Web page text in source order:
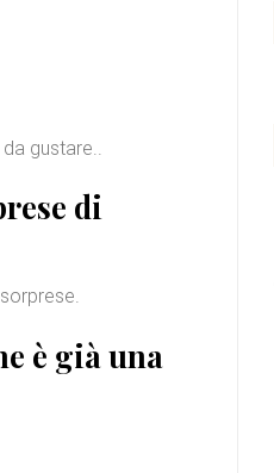
gustare..
di
è già una